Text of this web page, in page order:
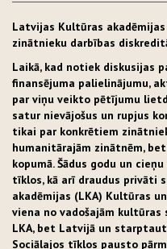
Latvijas Kultūras
zinātnieku darbības
Laikā, kad notiek diskusijas
finansējuma palielinājumu,
par viņu veikto pētījumu
satur nievājošus un rupjus
tikai par konkrētiem
humanitārajām zinātnēm,
kopumā. Šādus godu un
tīklos, kā arī draudus privāti
akadēmijas (LKA) Kultūras
viena no vadošajām
LKA, bet Latvijā un
Sociālajos tīklos pausto